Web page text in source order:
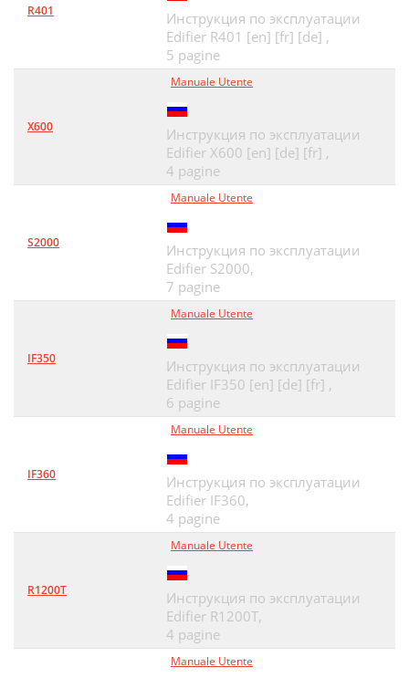
R401
Инструкция по эксплуатации
Edifier R401 [en] [fr] [de] ,
5 pagine
X600
Manuale Utente
Инструкция по эксплуатации
Edifier X600 [en] [de] [fr] ,
4 pagine
S2000
Manuale Utente
Инструкция по эксплуатации
Edifier S2000,
7 pagine
IF350
Manuale Utente
Инструкция по эксплуатации
Edifier IF350 [en] [de] [fr] ,
6 pagine
IF360
Manuale Utente
Инструкция по эксплуатации
Edifier IF360,
4 pagine
R1200T
Manuale Utente
Инструкция по эксплуатации
Edifier R1200T,
4 pagine
Manuale Utente